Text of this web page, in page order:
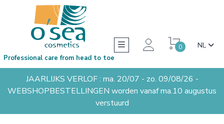
0 NL
Professional care from head to toe
JAARLIJKS VERLOF : ma. 20/07 - zo. 09/08/26 -
WEBSHOPBESTELLINGEN worden vanaf ma.10 augustus
verstuurd